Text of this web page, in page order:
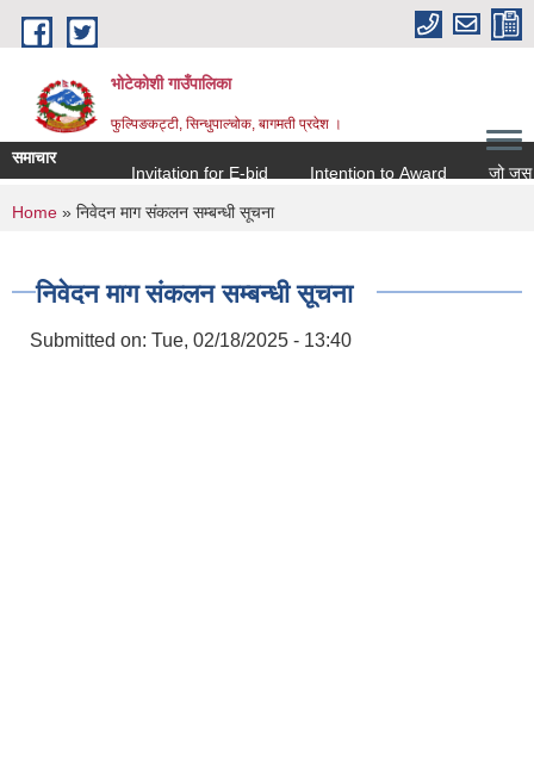
Skip to main content
भोटेकोशी गाउँपालिका
फुल्पिङकट्टी, सिन्धुपाल्चोक, बागमती प्रदेश ।
समाचार
Invitation for E-bid
Intention to Award जो जस संग
You are here
Home » निवेदन माग संकलन सम्बन्धी सूचना
निवेदन माग संकलन सम्बन्धी सूचना
Submitted on: Tue, 02/18/2025 - 13:40